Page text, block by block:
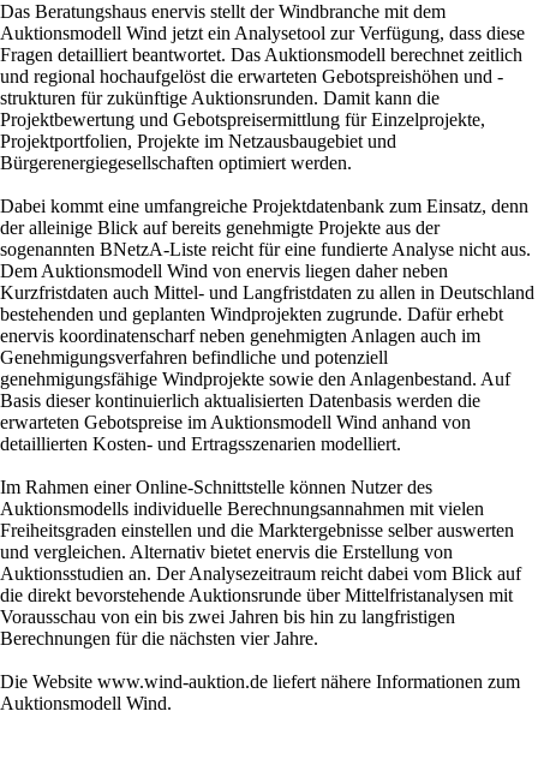
Das Beratungshaus enervis stellt der Windbranche mit dem
Auktionsmodell Wind jetzt ein Analysetool zur Verfügung, dass diese
Fragen detailliert beantwortet. Das Auktionsmodell berechnet zeitlich
und regional hochaufgelöst die erwarteten Gebotspreishöhen und -
strukturen für zukünftige Auktionsrunden. Damit kann die
Projektbewertung und Gebotspreisermittlung für Einzelprojekte,
Projektportfolien, Projekte im Netzausbaugebiet und
Bürgerenergiegesellschaften optimiert werden.
Dabei kommt eine umfangreiche Projektdatenbank zum Einsatz, denn
der alleinige Blick auf bereits genehmigte Projekte aus der
sogenannten BNetzA-Liste reicht für eine fundierte Analyse nicht aus.
Dem Auktionsmodell Wind von enervis liegen daher neben
Kurzfristdaten auch Mittel- und Langfristdaten zu allen in Deutschland
bestehenden und geplanten Windprojekten zugrunde. Dafür erhebt
enervis koordinatenscharf neben genehmigten Anlagen auch im
Genehmigungsverfahren befindliche und potenziell
genehmigungsfähige Windprojekte sowie den Anlagenbestand. Auf
Basis dieser kontinuierlich aktualisierten Datenbasis werden die
erwarteten Gebotspreise im Auktionsmodell Wind anhand von
detaillierten Kosten- und Ertragsszenarien modelliert.
Im Rahmen einer Online-Schnittstelle können Nutzer des
Auktionsmodells individuelle Berechnungsannahmen mit vielen
Freiheitsgraden einstellen und die Marktergebnisse selber auswerten
und vergleichen. Alternativ bietet enervis die Erstellung von
Auktionsstudien an. Der Analysezeitraum reicht dabei vom Blick auf
die direkt bevorstehende Auktionsrunde über Mittelfristanalysen mit
Vorausschau von ein bis zwei Jahren bis hin zu langfristigen
Berechnungen für die nächsten vier Jahre.
Die Website www.wind-auktion.de liefert nähere Informationen zum
Auktionsmodell Wind.